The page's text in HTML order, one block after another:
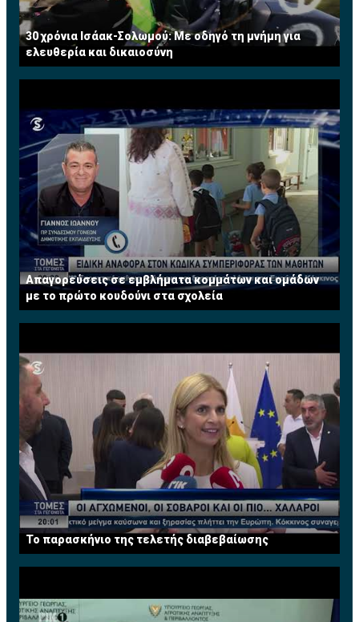
30 χρόνια Ισάακ-Σολωμού: Με οδηγό τη μνήμη για
ελευθερία και δικαιοσύνη
Απαγορεύσεις σε εμβλήματα κομμάτων και ομάδων
με το πρώτο κουδούνι στα σχολεία
Το παρασκήνιο της τελετής διαβεβαίωσης